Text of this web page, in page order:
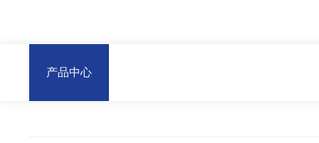
产品中心